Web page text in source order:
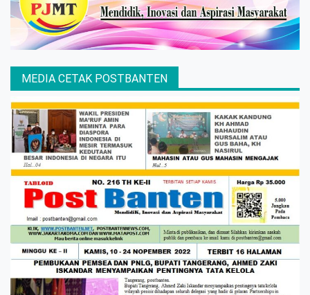
MEDIA CETAK POSTBANTEN